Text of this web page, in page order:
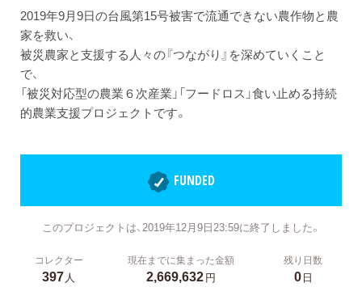
2019年9月9日の台風第15号被害で流通できない農作物と農
家を救い、
被災農家と支援する人々の『つながり』を深めていくこと
で、
「被災対応型の農業６次産業」「フードロス」食い止める持続
的農業支援プロジェクトです。
FUNDED
このプロジェクトは、2019年12月9日23:59に終了しました。
コレクター
397人
現在までに集まった金額
2,669,632円
残り日数
0日